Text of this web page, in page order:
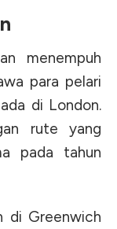
menempuh
para pelari
di London.
rute yang
pada tahun
di Greenwich